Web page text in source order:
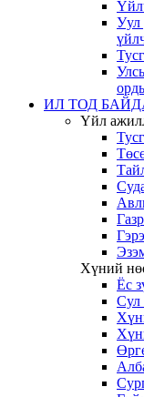
Уул
ИЛ ТОД
Үйл
Хүний
Ёс
Сул